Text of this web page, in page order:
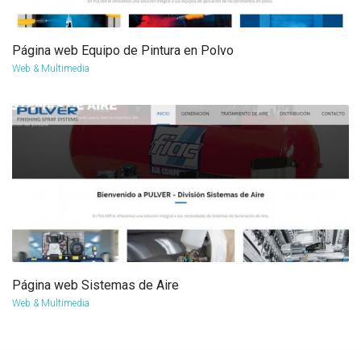
more info view larger
Página web Equipo de Pintura en Polvo
Web & Multimedia
more info
Página web Sistemas de Aire
Web & Multimedia